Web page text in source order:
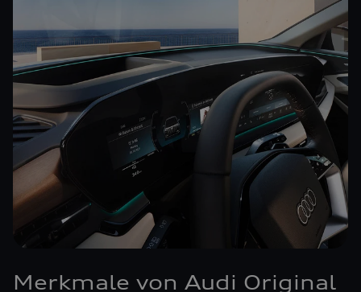
Merkmale von Audi Original